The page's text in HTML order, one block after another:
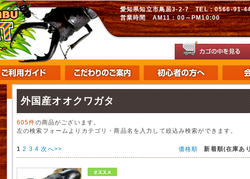
愛知県知立市鳥居3-2-7 TEL：0566-
営業時間 AM11：00～PM10:00
外国産オオクワガタ
605件の商品がございます。
左の検索フォームよりカテゴリ・商品名を入力して絞込み検索ができます。
価格順 新着順(在庫あ
1 2 3 4 次へ>>